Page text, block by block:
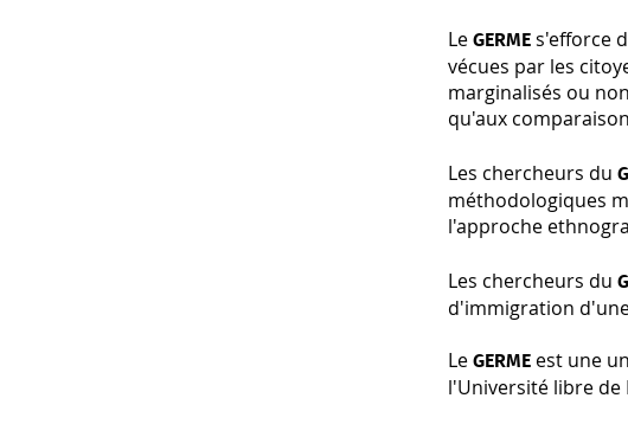
LeGERME s'efforce
vécues par les
marginalisés ou
qu'aux
Les chercheurs du
méthodologiques
l'approche
Les chercheurs du
d'immigration
LeGERME est une
l'Université libre de